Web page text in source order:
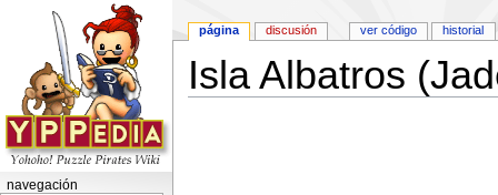
Isla Albatros
página discusión ver código historial
navegación